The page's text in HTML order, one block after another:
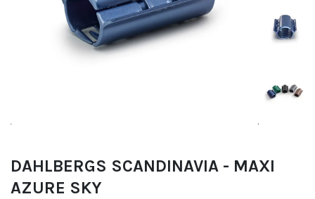
DAHLBERGS SCANDINAVIA - MAXI
AZURE SKY